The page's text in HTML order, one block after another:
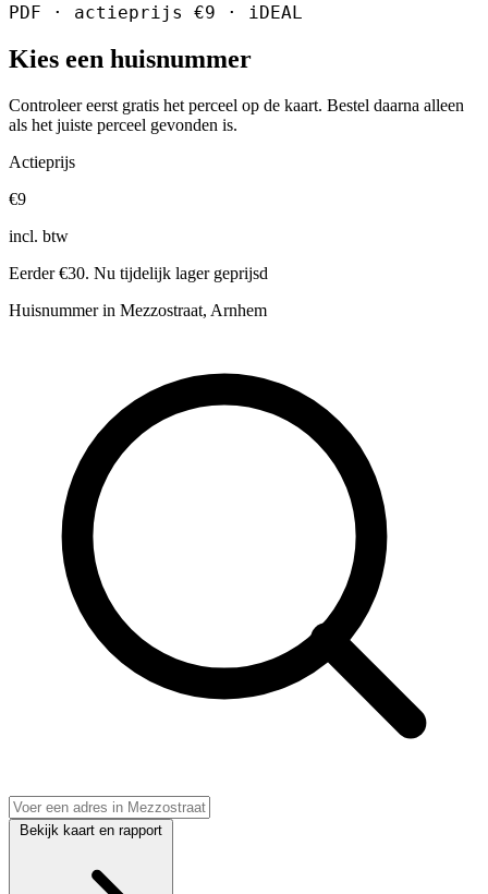
PDF · actieprijs €9 · iDEAL
Kies een huisnummer
Controleer eerst gratis het perceel op de kaart. Bestel daarna alleen
als het juiste perceel gevonden is.
Actieprijs
€9
incl. btw
Eerder €30. Nu tijdelijk lager geprijsd
Huisnummer in Mezzostraat, Arnhem
Bekijk kaart en rapport